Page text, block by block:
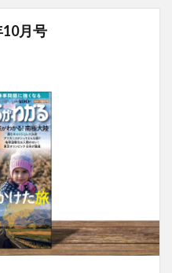
月号